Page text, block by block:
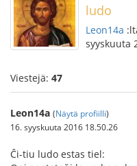
ludo
Leon14a
syyskuuta
Viestejä: 47
Leon14a (Näytä profiilli)
16. syyskuuta 2016 18.50.26
Ĉi-tiu ludo estas tiel: